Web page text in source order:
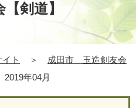
剣道】
ト ＞
成田市 玉造剣友会
2019年04月